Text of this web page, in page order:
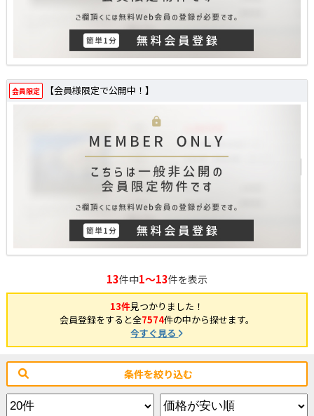
会員限定 【会員様限定で公開中！】
13件中1～13件を表示
13件見つかりました！
会員登録をすると全7574件の中から探せます。
今すぐ見る
条件を絞り込む